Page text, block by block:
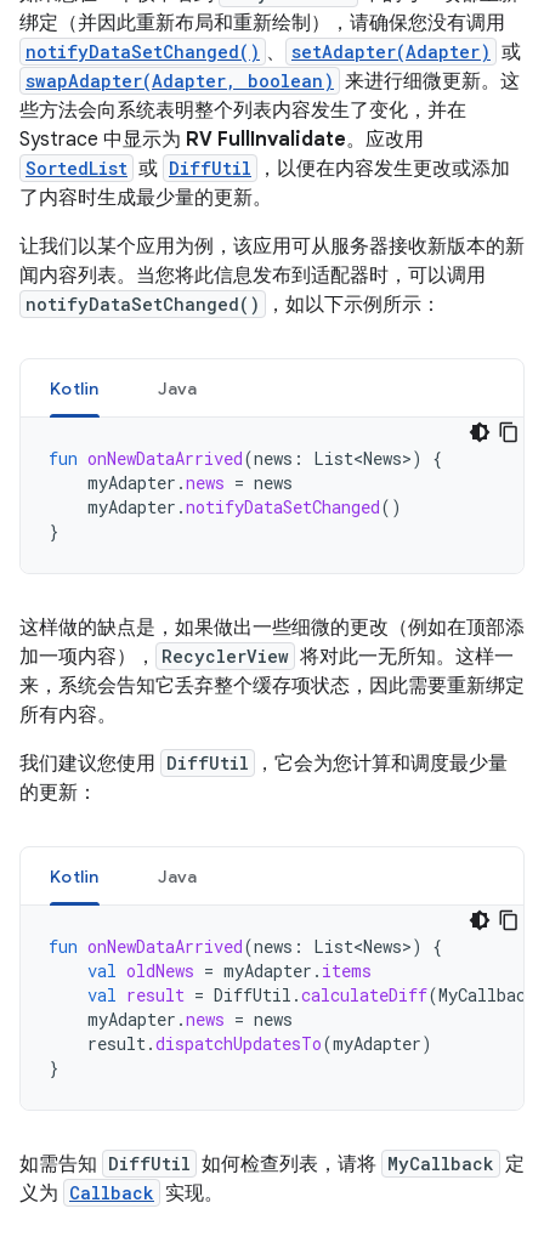
绑定（并因此重新布局和重新绘制），请确保您没有调用
notifyDataSetChanged() 、 setAdapter(Adapter) 或
swapAdapter(Adapter, boolean) 来进行细微更新。这
些方法会向系统表明整个列表内容发生了变化，并在
Systrace 中显示为 RV FullInvalidate。应改用
SortedList 或 DiffUtil
，以便在内容发生更改或添加
了内容时生成最少量的更新。
让我们以某个应用为例，该应用可从服务器接收新版本的新
闻内容列表。当您将此信息发布到适配器时，可以调用
notifyDataSetChanged() ，如以下示例所示：
Kotlin Java
fun onNewDataArrived(news : List<News>)
{
myAdapter .news = news
myAdapter .notifyDataSetChanged()
}
这样做的缺点是，如果做出一些细微的更改（例如在顶部添
加一项内容），
RecyclerView 将对此一无所知。这样一
来，系统会告知它丢弃整个缓存项状态，因此需要重新绑定
所有内容。
我们建议您使用 DiffUtil
，它会为您计算和调度最少量
的更新：
Kotlin Java
fun onNewDataArrived(news : List<News>)
{
val oldNews = myAdapter . items
val result = DiffUtil .calculateDiff(MyCallback
myAdapter .news = news
result .dispatchUpdatesTo(myAdapter)
}
如需告知 DiffUtil 如何检查列表，请将 MyCallback 定
义为 Callback 实现。